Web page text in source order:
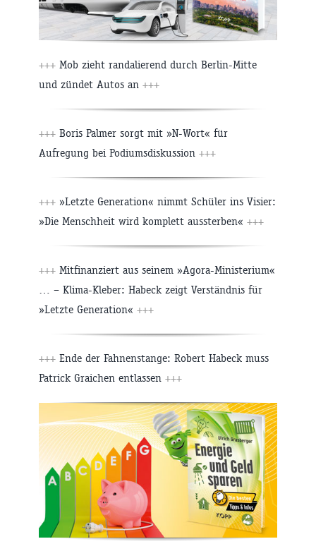
+++ Mob zieht randalierend durch Berlin-Mitte
und zündet Autos an +++
+++ Boris Palmer sorgt mit »N-Wort« für
Aufregung bei Podiumsdiskussion +++
+++ »Letzte Generation« nimmt Schüler ins Visier:
»Die Menschheit wird komplett aussterben« +++
+++ Mitfinanziert aus seinem »Agora-Ministerium«
… – Klima-Kleber: Habeck zeigt Verständnis für
»Letzte Generation« +++
+++ Ende der Fahnenstange: Robert Habeck muss
Patrick Graichen entlassen +++